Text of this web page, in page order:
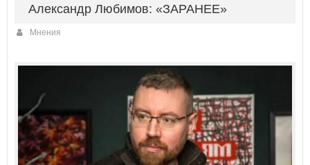
Александр Любимов: «ЗАРАНЕЕ»
Мнения